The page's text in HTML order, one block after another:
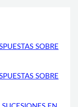
SOBRE
SOBRE